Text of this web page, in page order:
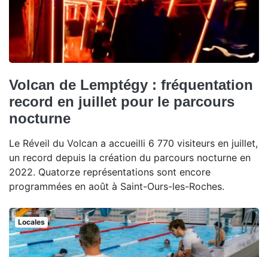
Volcan de Lemptégy : fréquentation
record en juillet pour le parcours
nocturne
Le Réveil du Volcan a accueilli 6 770 visiteurs en juillet,
un record depuis la création du parcours nocturne en
2022. Quatorze représentations sont encore
programmées en août à Saint-Ours-les-Roches.
Locales